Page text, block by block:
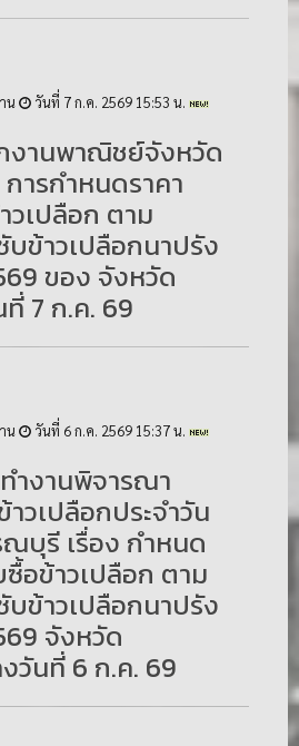
น วันที่ 7 ก.ค. 2569 15:53 น.
งานพาณิชย์จังหวัด
ารกำหนดราคา
วเปลือก ตาม
บข้าวเปลือกนาปรัง
ของ จังหวัด
7 ก.ค. 69
น วันที่ 6 ก.ค. 2569 15:37 น.
ำงานพิจารณา
วเปลือกประจำวัน
บุรี เรื่อง กำหนด
อข้าวเปลือก ตาม
บข้าวเปลือกนาปรัง
จังหวัด
วันที่ 6 ก.ค. 69